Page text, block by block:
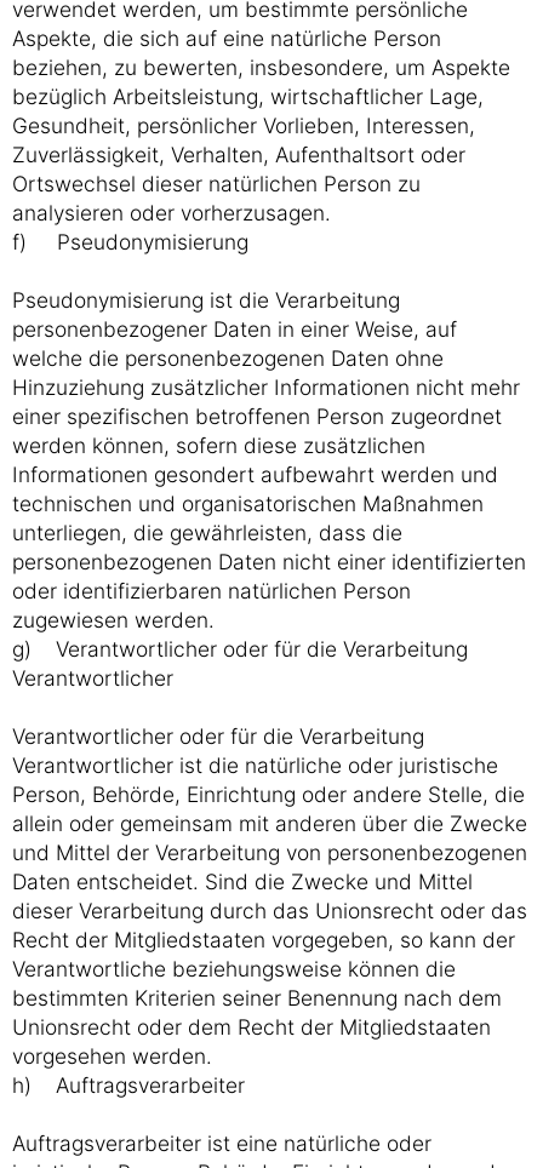
verwendet werden, um bestimmte persönliche
Aspekte, die sich auf eine natürliche Person
beziehen, zu bewerten, insbesondere, um Aspekte
bezüglich Arbeitsleistung, wirtschaftlicher Lage,
Gesundheit, persönlicher Vorlieben, Interessen,
Zuverlässigkeit, Verhalten, Aufenthaltsort oder
Ortswechsel dieser natürlichen Person zu
analysieren oder vorherzusagen.
f) Pseudonymisierung
Pseudonymisierung ist die Verarbeitung
personenbezogener Daten in einer Weise, auf
welche die personenbezogenen Daten ohne
Hinzuziehung zusätzlicher Informationen nicht mehr
einer spezifischen betroffenen Person zugeordnet
werden können, sofern diese zusätzlichen
Informationen gesondert aufbewahrt werden und
technischen und organisatorischen Maßnahmen
unterliegen, die gewährleisten, dass die
personenbezogenen Daten nicht einer identifizierten
oder identifizierbaren natürlichen Person
zugewiesen werden.
g) Verantwortlicher oder für die Verarbeitung
Verantwortlicher
Verantwortlicher oder für die Verarbeitung
Verantwortlicher ist die natürliche oder juristische
Person, Behörde, Einrichtung oder andere Stelle, die
allein oder gemeinsam mit anderen über die Zwecke
und Mittel der Verarbeitung von personenbezogenen
Daten entscheidet. Sind die Zwecke und Mittel
dieser Verarbeitung durch das Unionsrecht oder das
Recht der Mitgliedstaaten vorgegeben, so kann der
Verantwortliche beziehungsweise können die
bestimmten Kriterien seiner Benennung nach dem
Unionsrecht oder dem Recht der Mitgliedstaaten
vorgesehen werden.
h) Auftragsverarbeiter
Auftragsverarbeiter ist eine natürliche oder